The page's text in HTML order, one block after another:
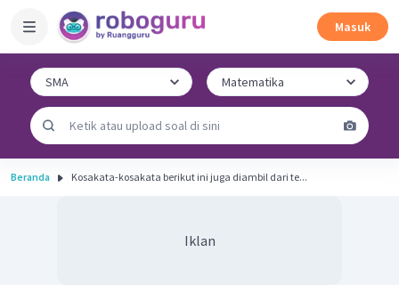
Masuk
Beranda Kosakata-kosakata berikut ini juga diambil dari te...
Iklan